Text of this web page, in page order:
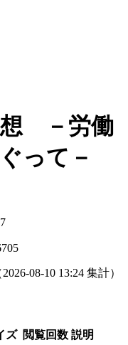
想 －労働
って－
2026-08-10 13:24 集計）
ズ 閲覧回数 説明